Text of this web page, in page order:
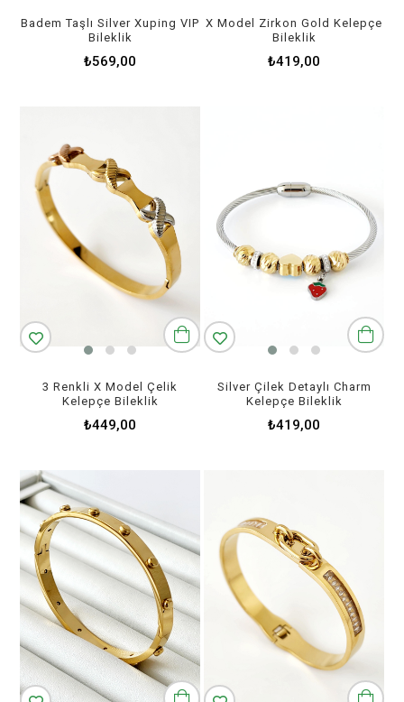
Badem Taşlı Silver Xuping VIP
Bileklik
₺569,00
X Model Zirkon Gold Kelepçe
Bileklik
₺419,00
3 Renkli X Model Çelik
Kelepçe Bileklik
₺449,00
Silver Çilek Detaylı Charm
Kelepçe Bileklik
₺419,00